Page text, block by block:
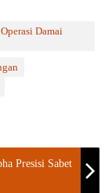
Damai
Presisi Sabet